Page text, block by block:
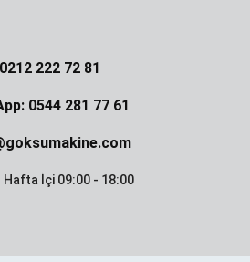
222 72 81
0544 281 77 61
Hafta İçi 09:00 - 18:00